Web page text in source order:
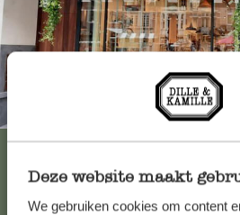
Deze website maakt
We gebruiken cookies om content
Immer in der